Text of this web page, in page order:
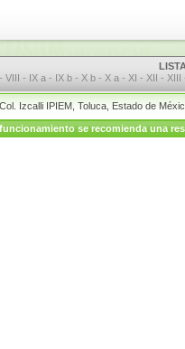
-VIII- IX a - IX b - X b - X a - XI- XII- XIII
Izcalli IPIEM, Toluca, Estado de
se recomienda una